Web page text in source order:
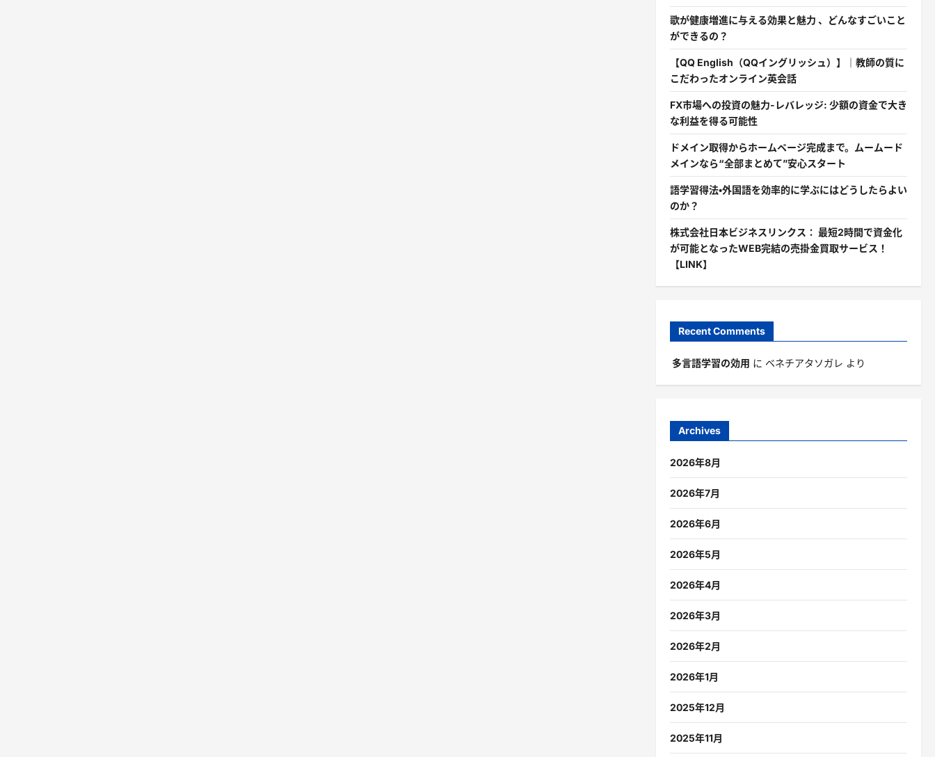
歌が健康増進に与える効果と魅力 、どんなすごいこと
ができるの？
【QQ English（QQイングリッシュ）】｜教師の質に
こだわったオンライン英会話
FX市場への投資の魅力-レバレッジ: 少額の資金で大き
な利益を得る可能性
ドメイン取得からホームページ完成まで。ムームード
メインなら“全部まとめて”安心スタート
語学習得法・外国語を効率的に学ぶにはどうしたらよい
のか？
株式会社日本ビジネスリンクス： 最短2時間で資金化
が可能となったWEB完結の売掛金買取サービス！
【LINK】
Recent Comments
多言語学習の効用 に ベネチアタソガレ より
Archives
2026年8月
2026年7月
2026年6月
2026年5月
2026年4月
2026年3月
2026年2月
2026年1月
2025年12月
2025年11月